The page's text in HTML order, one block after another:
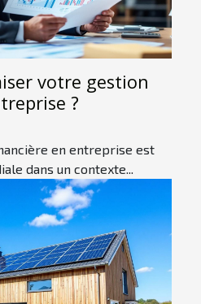
votre gestion
?
en entreprise est
dans un contexte...